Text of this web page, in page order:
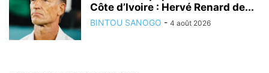
Côte d’Ivoire : Hervé Renard de...
BINTOU SANOGO - 4 août 2026